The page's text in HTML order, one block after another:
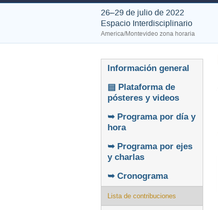
26–29 de julio de 2022
Espacio Interdisciplinario
America/Montevideo zona horaria
Event
menu
Información general
▤ Plataforma de
pósteres y videos
➥ Programa por día y
hora
➥ Programa por ejes
y charlas
➥ Cronograma
Lista de contribuciones